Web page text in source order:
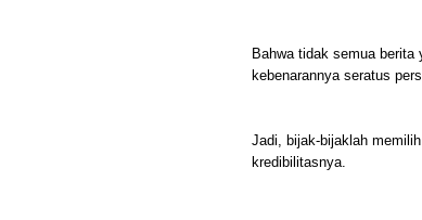
Bahwa tidak semua
kebenarannya seratus
Jadi, bijak-bijaklah
kredibilitasnya.